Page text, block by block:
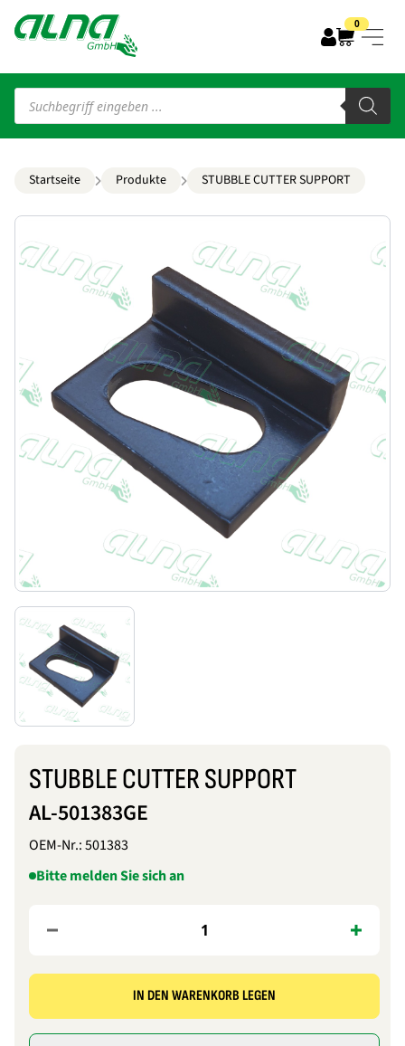
0
Products
search
Startseite Produkte STUBBLE CUTTER SUPPORT
STUBBLE CUTTER SUPPORT
AL-501383GE
OEM-Nr.:501383
Bitte melden Sie sich an
IN DEN WARENKORB LEGEN